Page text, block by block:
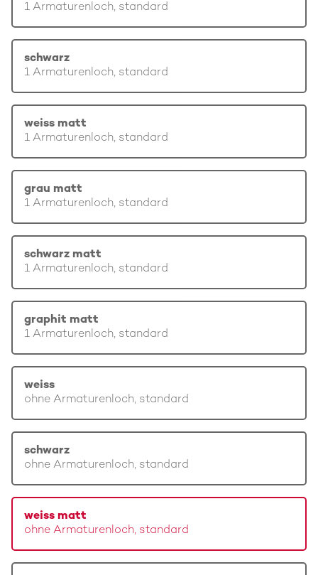
1 Armaturenloch, standard
schwarz
1 Armaturenloch, standard
weiss matt
1 Armaturenloch, standard
grau matt
1 Armaturenloch, standard
schwarz matt
1 Armaturenloch, standard
graphit matt
1 Armaturenloch, standard
weiss
ohne Armaturenloch, standard
schwarz
ohne Armaturenloch, standard
weiss matt
ohne Armaturenloch, standard